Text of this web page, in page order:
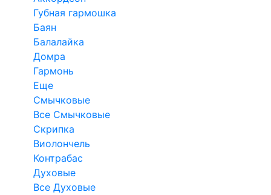
Губная гармошка
Баян
Балалайка
Домра
Гармонь
Еще
Смычковые
Все Смычковые
Скрипка
Виолончель
Контрабас
Духовые
Все Духовые